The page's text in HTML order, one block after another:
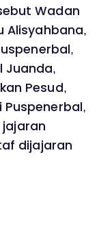
Wadan
Alisyahbana,
Juanda,
Pesud,
jajaran
dijajaran